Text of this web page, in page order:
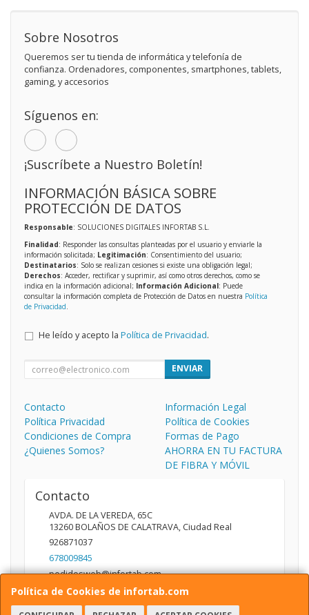
Política de Cookies de infortab.com
Sobre Nosotros
Queremos ser tu tienda de informática y telefonía de
confianza. Ordenadores, componentes, smartphones, tablets,
gaming, y accesorios
Síguenos en:
¡Suscríbete a Nuestro Boletín!
INFORMACIÓN BÁSICA SOBRE
PROTECCIÓN DE DATOS
Responsable: SOLUCIONES DIGITALES INFORTAB S.L.
Finalidad: Responder las consultas planteadas por el usuario y enviarle la
información solicitada; Legitimación: Consentimiento del usuario;
Destinatarios: Solo se realizan cesiones si existe una obligación legal;
Derechos: Acceder, rectificar y suprimir, así como otros derechos, como se
indica en la información adicional; Información Adicional: Puede
consultar la información completa de Protección de Datos en nuestra Política
de Privacidad.
He leído y acepto la Política de Privacidad.
ENVIAR
Contacto
Información Legal
Política Privacidad
Política de Cookies
Condiciones de Compra
Formas de Pago
¿Quienes Somos?
AHORRA EN TU FACTURA
DE FIBRA Y MÓVIL
Contacto
AVDA. DE LA VEREDA, 65C
13260BOLAÑOS DE CALATRAVA, Ciudad Real
926871037
678009845
pedidosweb@infortab.com